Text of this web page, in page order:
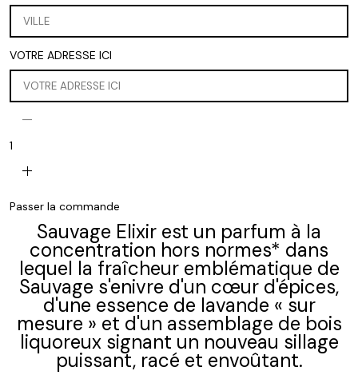
VOTRE ADRESSE ICI
remove
1
add
Passer la commande
Sauvage Elixir est un parfum à la
concentration hors normes* dans
lequel la fraîcheur emblématique de
Sauvage s'enivre d'un cœur d'épices,
d'une essence de lavande « sur
mesure » et d'un assemblage de bois
liquoreux signant un nouveau sillage
puissant, racé et envoûtant.